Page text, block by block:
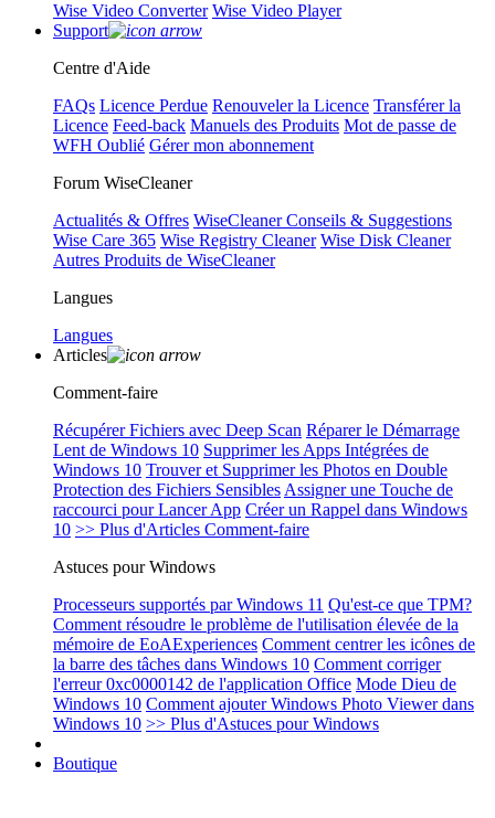
Wise Video Converter Wise Video Player
Support
Centre d'Aide
FAQs Licence Perdue Renouveler la Licence Transférer la
Licence Feed-back Manuels des Produits Mot de passe de
WFH Oublié Gérer mon abonnement
Forum WiseCleaner
Actualités & Offres WiseCleaner Conseils & Suggestions
Wise Care 365 Wise Registry Cleaner Wise Disk Cleaner
Autres Produits de WiseCleaner
Langues
Langues
Articles
Comment-faire
Récupérer Fichiers avec Deep Scan Réparer le Démarrage
Lent de Windows 10 Supprimer les Apps Intégrées de
Windows 10 Trouver et Supprimer les Photos en Double
Protection des Fichiers Sensibles Assigner une Touche de
raccourci pour Lancer App Créer un Rappel dans Windows
10 >> Plus d'Articles Comment-faire
Astuces pour Windows
Processeurs supportés par Windows 11 Qu'est-ce que TPM?
Comment résoudre le problème de l'utilisation élevée de la
mémoire de EoAExperiences Comment centrer les icônes de
la barre des tâches dans Windows 10 Comment corriger
l'erreur 0xc0000142 de l'application Office Mode Dieu de
Windows 10 Comment ajouter Windows Photo Viewer dans
Windows 10 >> Plus d'Astuces pour Windows
Boutique